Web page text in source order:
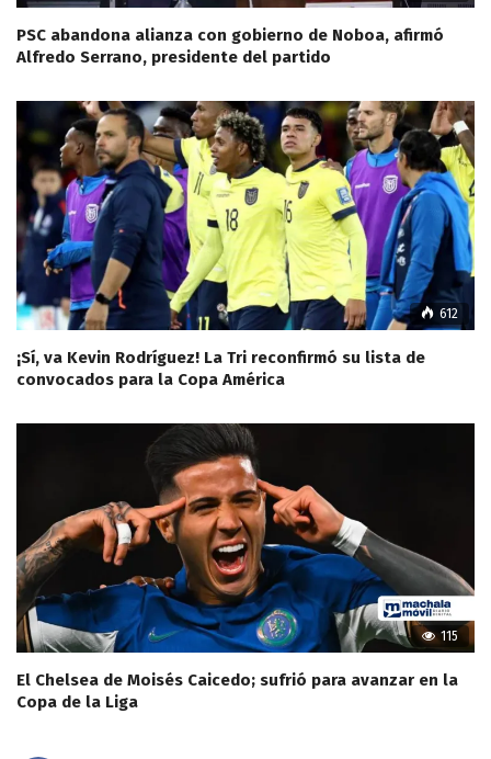
PSC abandona alianza con gobierno de Noboa, afirmó
Alfredo Serrano, presidente del partido
612
¡Sí, va Kevin Rodríguez! La Tri reconfirmó su lista de
convocados para la Copa América
115
El Chelsea de Moisés Caicedo; sufrió para avanzar en la
Copa de la Liga